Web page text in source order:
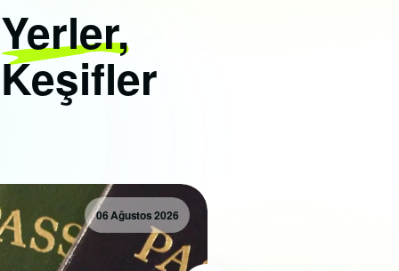
Yerler,
06 Ağustos 2026